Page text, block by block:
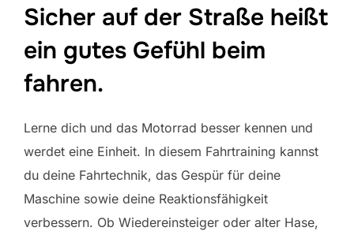
Sicher auf der Straße heißt
ein gutes Gefühl beim
fahren.
Lerne dich und das Motorrad besser kennen und
werdet eine Einheit. In diesem Fahrtraining kannst
du deine Fahrtechnik, das Gespür für deine
Maschine sowie deine Reaktionsfähigkeit
verbessern. Ob Wiedereinsteiger oder alter Hase,